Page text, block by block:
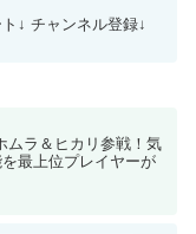
↓ チャンネル登録↓
ムラ＆ヒカリ参戦！気
最上位プレイヤーが